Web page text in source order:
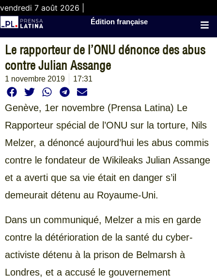
vendredi 7 août 2026 |
Édition française
Le rapporteur de l’ONU dénonce des abus
contre Julian Assange
1 novembre 2019 17:31
Genève, 1er novembre (Prensa Latina) Le
Rapporteur spécial de l’ONU sur la torture, Nils
Melzer, a dénoncé aujourd’hui les abus commis
contre le fondateur de Wikileaks Julian Assange
et a averti que sa vie était en danger s’il
demeurait détenu au Royaume-Uni.
Dans un communiqué, Melzer a mis en garde
contre la détérioration de la santé du cyber-
activiste détenu à la prison de Belmarsh à
Londres, et a accusé le gouvernement